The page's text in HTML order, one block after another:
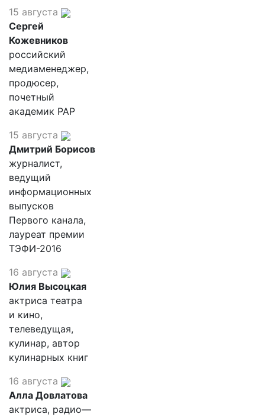
15 августа
Сергей
Кожевников
российский
медиаменеджер,
продюсер,
почетный
академик РАР
15 августа
Дмитрий Борисов
журналист,
ведущий
информационных
выпусков
Первого канала,
лауреат премии
ТЭФИ-2016
16 августа
Юлия Высоцкая
актриса театра
и кино,
телеведущая,
кулинар, автор
кулинарных книг
16 августа
Алла Довлатова
актриса, радио—